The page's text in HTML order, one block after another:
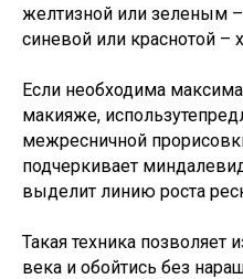
желтизной или зеленым –
синевой или краснотой –
Если необходима
макияже,
межресничной
подчеркивает
выделит линию роста
Такая техника позволяет
века и обойтись без